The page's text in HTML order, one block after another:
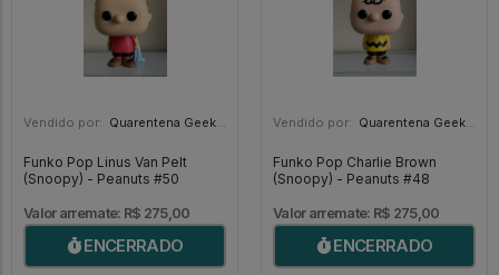
Vendido por: Quarentena Geek Store - SP
Funko Pop Linus Van Pelt
(Snoopy) - Peanuts #50
Valor arremate: R$ 275,00
ENCERRADO
Vendido por: Quarentena Geek Store - SP
Funko Pop Charlie Brown
(Snoopy) - Peanuts #48
Valor arremate: R$ 275,00
ENCERRADO